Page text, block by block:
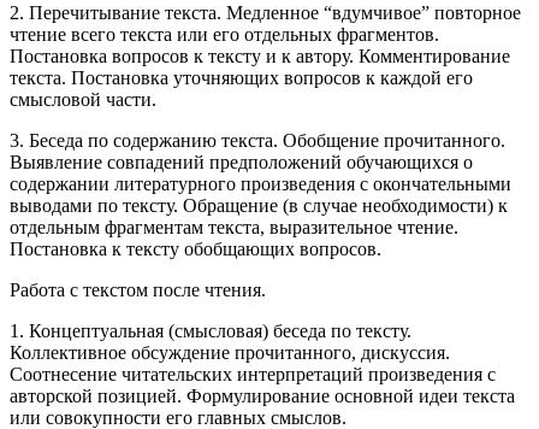
2. Перечитывание текста. Медленное “вдумчивое” повторное
чтение всего текста или его отдельных фрагментов.
Постановка вопросов к тексту и к автору. Комментирование
текста. Постановка уточняющих вопросов к каждой его
смысловой части.
3. Беседа по содержанию текста. Обобщение прочитанного.
Выявление совпадений предположений обучающихся о
содержании литературного произведения с окончательными
выводами по тексту. Обращение (в случае необходимости) к
отдельным фрагментам текста, выразительное чтение.
Постановка к тексту обобщающих вопросов.
Работа с текстом после чтения.
1. Концептуальная (смысловая) беседа по тексту.
Коллективное обсуждение прочитанного, дискуссия.
Соотнесение читательских интерпретаций произведения с
авторской позицией. Формулирование основной идеи текста
или совокупности его главных смыслов.